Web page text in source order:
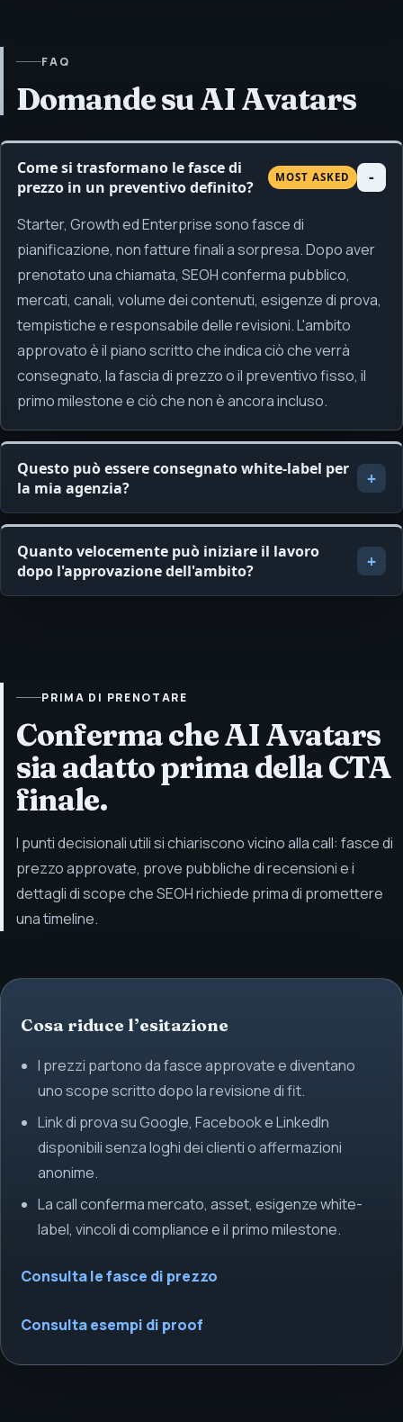
FAQ
Domande su AI Avatars
Come si trasformano le fasce di
prezzo in un preventivo definito?
MOST ASKED
Starter, Growth ed Enterprise sono fasce di
pianificazione, non fatture finali a sorpresa. Dopo aver
prenotato una chiamata, SEOH conferma pubblico,
mercati, canali, volume dei contenuti, esigenze di prova,
tempistiche e responsabile delle revisioni. L'ambito
approvato è il piano scritto che indica ciò che verrà
consegnato, la fascia di prezzo o il preventivo fisso, il
primo milestone e ciò che non è ancora incluso.
Questo può essere consegnato white-label per
la mia agenzia?
Quanto velocemente può iniziare il lavoro
dopo l'approvazione dell'ambito?
PRIMA DI PRENOTARE
Conferma che AI Avatars
sia adatto prima della CTA
finale.
I punti decisionali utili si chiariscono vicino alla call: fasce di
prezzo approvate, prove pubbliche di recensioni e i
dettagli di scope che SEOH richiede prima di promettere
una timeline.
Cosa riduce l’esitazione
I prezzi partono da fasce approvate e diventano
uno scope scritto dopo la revisione di fit.
Link di prova su Google, Facebook e LinkedIn
disponibili senza loghi dei clienti o affermazioni
anonime.
La call conferma mercato, asset, esigenze white-
label, vincoli di compliance e il primo milestone.
Consulta le fasce di prezzo
Consulta esempi di proof